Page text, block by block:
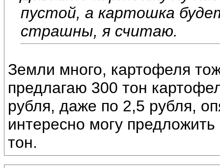
пустой, а картошка
страшны, я считаю.
Земли много, картофеля
предлагаю 300 тон
рубля, даже по 2,5 рубля,
интересно могу
тон.